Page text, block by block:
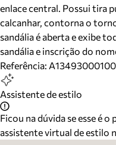
enlace central. Possui tira
calcanhar, contorna o
sandália é aberta e exibe
sandália e inscrição do
Referência:
Assistente de estilo
Ficou na dúvida se esse é
assistente virtual de estilo